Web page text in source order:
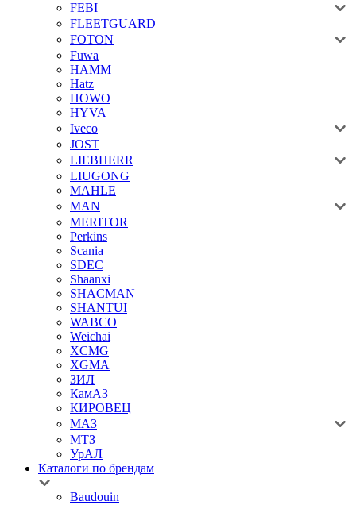
FEBI
FLEETGUARD
FOTON
Fuwa
HAMM
Hatz
HOWO
HYVA
Iveco
JOST
LIEBHERR
LIUGONG
MAHLE
MAN
MERITOR
Perkins
Scania
SDEC
Shaanxi
SHACMAN
SHANTUI
WABCO
Weichai
XCMG
XGMA
ЗИЛ
КамАЗ
КИРОВЕЦ
МАЗ
МТЗ
УрАЛ
Каталоги по брендам
Baudouin